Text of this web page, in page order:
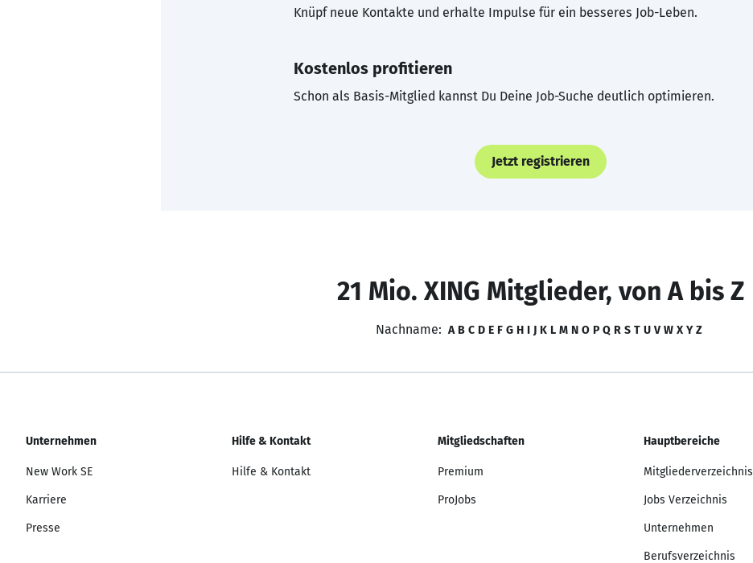
Knüpf neue Kontakte und erhalte Impulse für ein besseres Job-Leben.
Kostenlos profitieren
Schon als Basis-Mitglied kannst Du Deine Job-Suche deutlich optimieren.
Jetzt registrieren
21 Mio. XING Mitglieder, von A bis Z
Nachname: A B C D E F G H I J K L M N O P Q R S T U V W X Y Z
Unternehmen
New Work SE
Karriere
Presse
Hilfe & Kontakt
Hilfe & Kontakt
Mitgliedschaften
Premium
ProJobs
Hauptbereiche
Mitgliederverzeichnis
Jobs Verzeichnis
Unternehmen
Berufsverzeichnis